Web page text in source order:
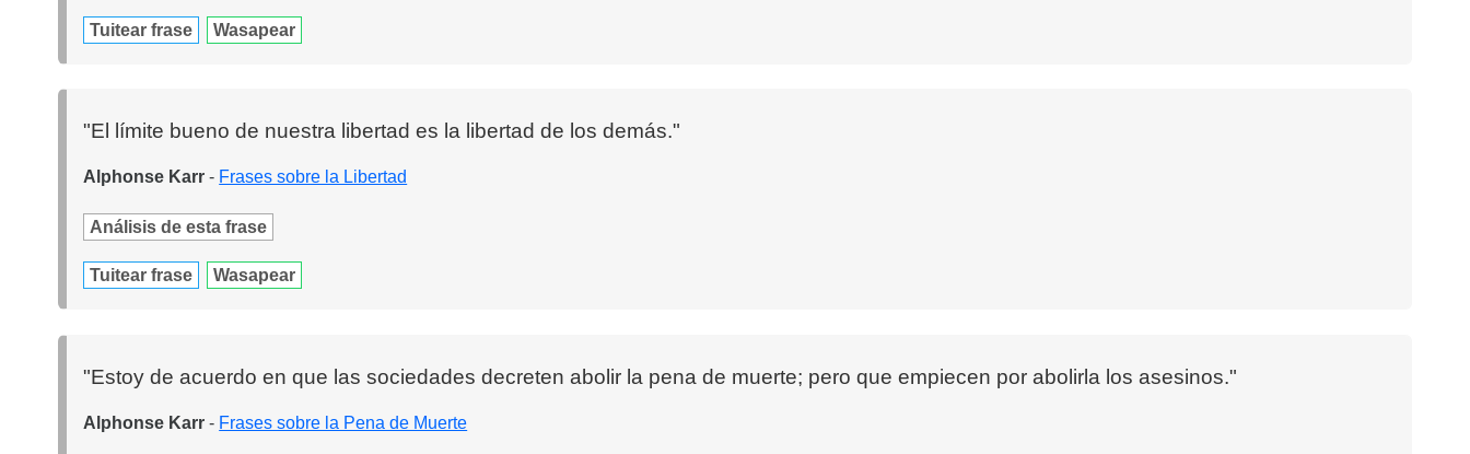
Tuitear frase Wasapear
"El límite bueno de nuestra libertad es la libertad de los demás."
Alphonse Karr - Frases sobre la Libertad
Análisis de esta frase
Tuitear frase Wasapear
"Estoy de acuerdo en que las sociedades decreten abolir la pena de muerte; pero que empiecen por abolirla los asesinos."
Alphonse Karr - Frases sobre la Pena de Muerte